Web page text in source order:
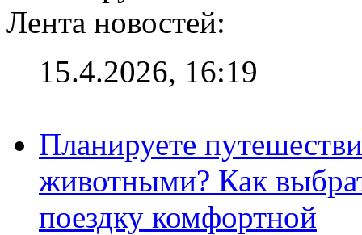
Лента новостей:
15.4.2026, 16:19
Планируете
животными? Как
поездку комфортной